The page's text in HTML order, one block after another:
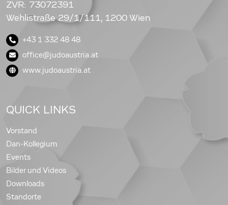
ZVR: 73072391
Wehlistraße 29/1/111, 1200 Wien
+43 1 332 48 48
office@judoaustria.at
www.judoaustria.at
QUICK LINKS
Vorstand
Dan-Kollegium
Events
Bilder und Videos
Downloads
Standorte